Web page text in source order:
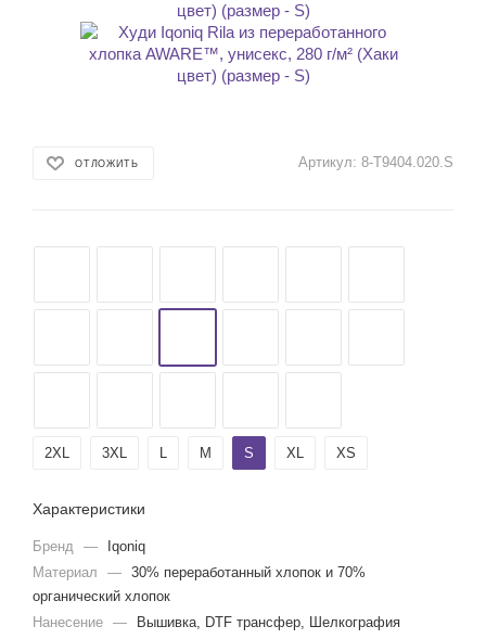
ОТЛОЖИТЬ Артикул: 8-T9404.020.S
2XL 3XL L M S XL XS
Характеристики
Бренд —
Iqoniq
Материал
— 30% переработанный хлопок и 70%
органический хлопок
Нанесение —
Вышивка, DTF трансфер, Шелкография